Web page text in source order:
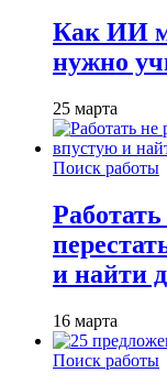
Как ИИ
нужно
25 марта
Поиск работы
и найти
16 марта
Поиск работы